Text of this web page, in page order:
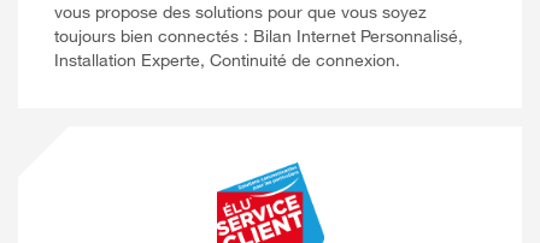
vous propose des solutions pour que vous soyez
toujours bien connectés : Bilan Internet Personnalisé,
Installation Experte, Continuité de connexion.